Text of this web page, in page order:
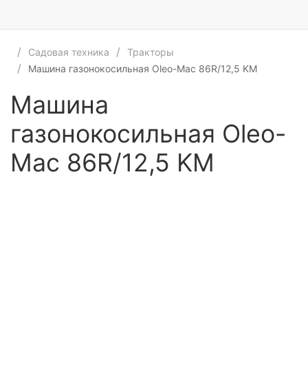
Садовая техника
Тракторы
Машина газонокосильная Oleo-Mac 86R/12,5 KM
Машина
газонокосильная Oleo-
Mac 86R/12,5 KM